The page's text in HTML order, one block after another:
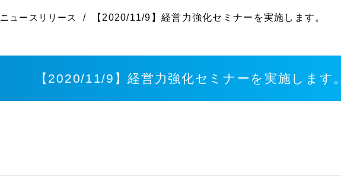
ニュースリリース 【2020/11/9】経営力強化セミナーを実施します。
【2020/11/9】経営力強化セミナーを実施します。